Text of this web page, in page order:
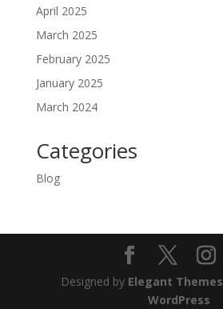
April 2025
March 2025
February 2025
January 2025
March 2024
Categories
Blog
Designed by Elegant Themes
WordPress